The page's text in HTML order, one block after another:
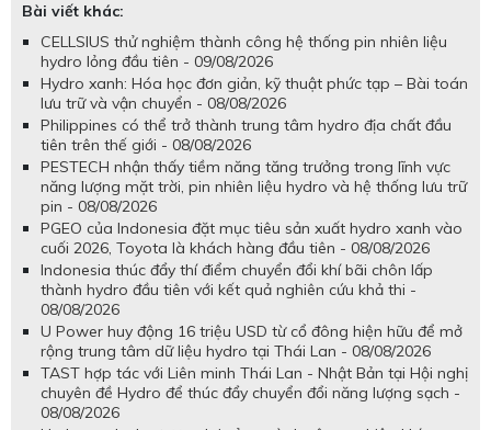
Bài viết khác:
CELLSIUS thử nghiệm thành công hệ thống pin nhiên liệu
hydro lỏng đầu tiên - 09/08/2026
Hydro xanh: Hóa học đơn giản, kỹ thuật phức tạp – Bài toán
lưu trữ và vận chuyển - 08/08/2026
Philippines có thể trở thành trung tâm hydro địa chất đầu
tiên trên thế giới - 08/08/2026
PESTECH nhận thấy tiềm năng tăng trưởng trong lĩnh vực
năng lượng mặt trời, pin nhiên liệu hydro và hệ thống lưu trữ
pin - 08/08/2026
PGEO của Indonesia đặt mục tiêu sản xuất hydro xanh vào
cuối 2026, Toyota là khách hàng đầu tiên - 08/08/2026
Indonesia thúc đẩy thí điểm chuyển đổi khí bãi chôn lấp
thành hydro đầu tiên với kết quả nghiên cứu khả thi -
08/08/2026
U Power huy động 16 triệu USD từ cổ đông hiện hữu để mở
rộng trung tâm dữ liệu hydro tại Thái Lan - 08/08/2026
TAST hợp tác với Liên minh Thái Lan - Nhật Bản tại Hội nghị
chuyên đề Hydro để thúc đẩy chuyển đổi năng lượng sạch -
08/08/2026